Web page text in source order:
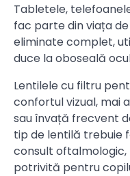
Tabletele,
fac parte din viața de
eliminate complet,
duce la oboseală
Lentilele cu filtru
confortul vizual, mai
sau învață frecvent
tip de lentilă trebuie
consult
potrivită pentru